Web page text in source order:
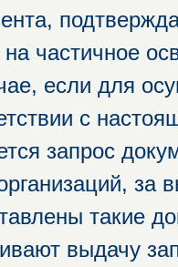
на частичное
если для
с
запрос
за
такие
выдачу